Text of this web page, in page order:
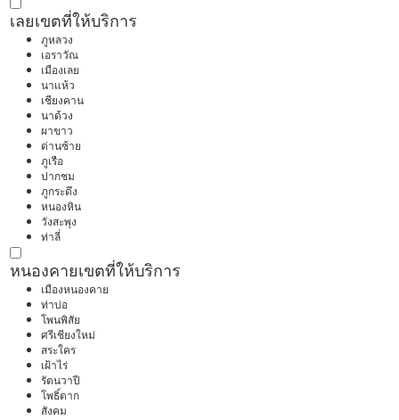
เลยเขตที่ให้บริการ
ภูหลวง
เอราวัณ
เมืองเลย
นาแห้ว
เชียงคาน
นาด้วง
ผาขาว
ด่านซ้าย
ภูเรือ
ปากชม
ภูกระดึง
หนองหิน
วังสะพุง
ท่าลี่
หนองคายเขตที่ให้บริการ
เมืองหนองคาย
ท่าบ่อ
โพนพิสัย
ศรีเชียงใหม่
สระใคร
เฝ้าไร่
รัตนวาปี
โพธิ์ตาก
สังคม